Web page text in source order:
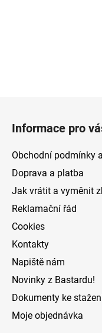
Informace pro
Obchodní podmínky
Doprava a platba
Jak vrátit a vyměnit
Reklamační řád
Cookies
Kontakty
Napiště nám
Novinky z Bastardu!
Dokumenty ke
Moje objednávka